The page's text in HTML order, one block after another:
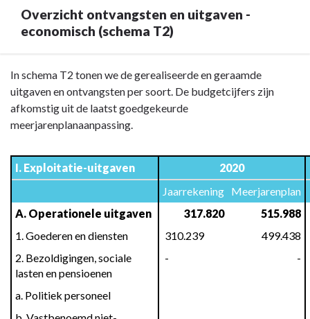
Overzicht ontvangsten en uitgaven -
economisch (schema T2)
Terug
naar
navigatie
AG
ontvangsten
uitgaven
economisch
(schema
In schema T2 tonen we de gerealiseerde en geraamde
uitgaven en ontvangsten per soort. De budgetcijfers zijn
afkomstig uit de laatst goedgekeurde
meerjarenplanaanpassing.
I. Exploitatie-uitgaven
2020
Jaarrekening Meerjarenplan
A. Operationele uitgaven
317.820
515.988
1. Goederen en diensten
310.239
499.438
2. Bezoldigingen, sociale
lasten en pensioenen
- -
a. Politiek personeel